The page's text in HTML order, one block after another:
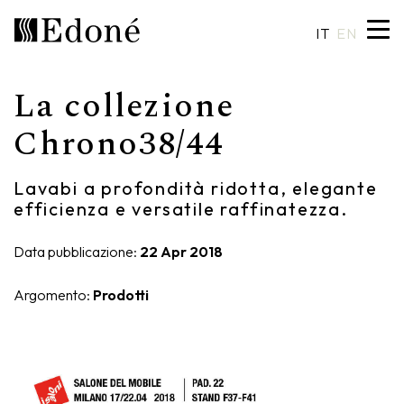
IT EN
La collezione
Chrono38/44
Lavabi a profondità ridotta, elegante
efficienza e versatile raffinatezza.
Data pubblicazione: 22 Apr 2018
Argomento: Prodotti
Chrono
Chrono 38/44
Crio
Eos
Vasche
Illuminazione
Miscelatori
Sanitari
Mensole
Design su misura
Finiture e materiali
Cataloghi